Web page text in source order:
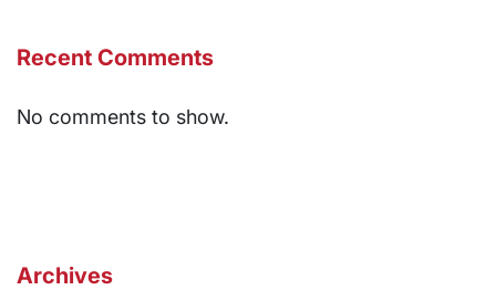
Recent Comments
No comments to show.
Archives